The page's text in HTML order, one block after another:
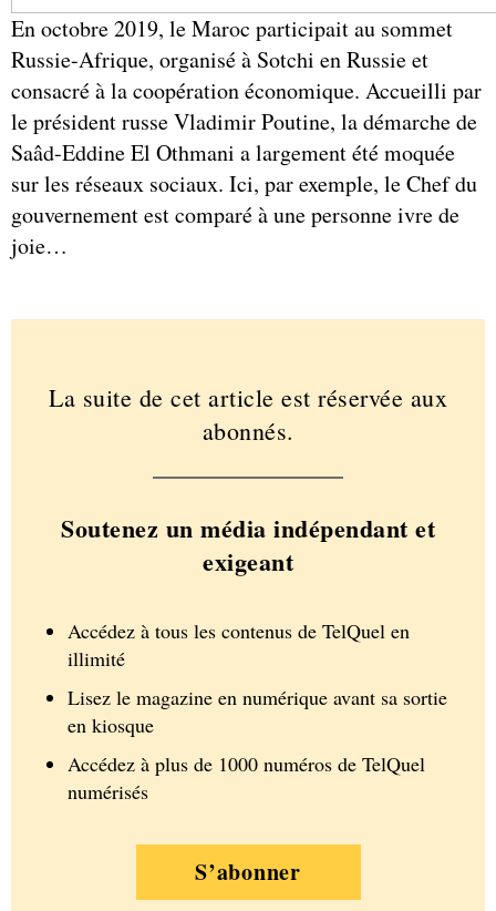
En octobre 2019, le Maroc participait au sommet
Russie-Afrique, organisé à Sotchi en Russie et
consacré à la coopération économique. Accueilli par
le président russe Vladimir Poutine, la démarche de
Saâd-Eddine El Othmani a largement été moquée
sur les réseaux sociaux. Ici, par exemple, le Chef du
gouvernement est comparé à une personne ivre de
joie…
La suite de cet article est réservée aux
abonnés.
Soutenez un média indépendant et
exigeant
Accédez à tous les contenus de TelQuel en
illimité
Lisez le magazine en numérique avant sa sortie
en kiosque
Accédez à plus de 1000 numéros de TelQuel
numérisés
S’abonner